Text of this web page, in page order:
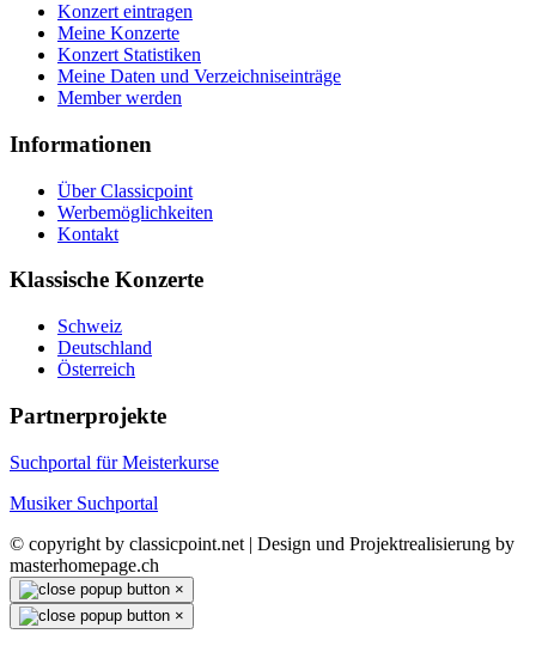
Konzert eintragen
Meine Konzerte
Konzert Statistiken
Meine Daten und Verzeichniseinträge
Member werden
Informationen
Über Classicpoint
Werbemöglichkeiten
Kontakt
Klassische Konzerte
Schweiz
Deutschland
Österreich
Partnerprojekte
Suchportal für Meisterkurse
Musiker Suchportal
© copyright by classicpoint.net | Design und Projektrealisierung by
masterhomepage.ch
×
×